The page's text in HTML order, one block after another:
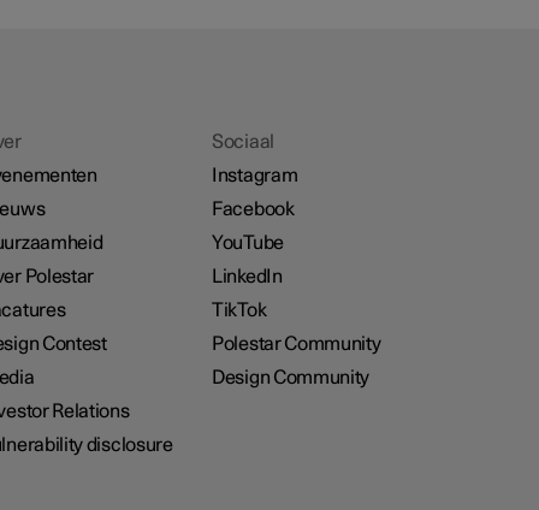
Polestar
Contest
Relations
disclosure
Sociaal
Instagram
Facebook
YouTube
LinkedIn
TikTok
Polestar Community
Design Community